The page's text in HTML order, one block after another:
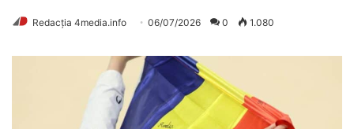
Redacția 4media.info 06/07/2026 0 1.080